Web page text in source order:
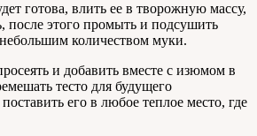
готова, влить ее в творожную массу,
после этого промыть и подсушить
количеством муки.
и добавить вместе с изюмом в
тесто для будущего
его в любое теплое место, где